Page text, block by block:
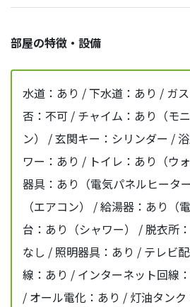
部屋の特徴・設備
水道：あり / 下水道：あり / ガ
否：不可 / チャイム：あり（モ
ン） / 玄関キー：シリンダー /
ワー：あり / トイレ：あり（ウ
器具：あり（電気パネルヒータ
（エアコン） / 給湯器：あり（
台：あり（シャワー） / 脱衣所
なし / 照明器具：あり / テレビ
線：あり / インターネット回線
/ オール電化：あり / 灯油タン